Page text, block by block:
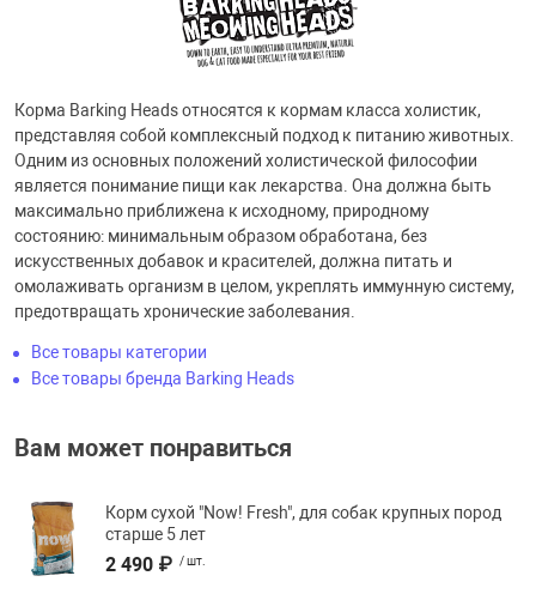
Корма Barking Heads относятся к кормам класса холистик,
представляя собой комплексный подход к питанию животных.
Одним из основных положений холистической философии
является понимание пищи как лекарства. Она должна быть
максимально приближена к исходному, природному
состоянию: минимальным образом обработана, без
искусственных добавок и красителей, должна питать и
омолаживать организм в целом, укреплять иммунную систему,
предотвращать хронические заболевания.
Все товары категории
Все товары бренда Barking Heads
Вам может понравиться
Корм сухой "Now! Fresh", для собак крупных пород
старше 5 лет
2 490 ₽ / шт.